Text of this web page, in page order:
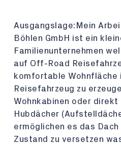
Ausgangslage:Mein
Böhlen GmbH ist ein
Familienunternehmen
auf Off-Road
komfortable Wohnfläche
Reisefahrzeug zu
Wohnkabinen oder direkt
Hubdächer
ermöglichen es das
Zustand zu versetzen